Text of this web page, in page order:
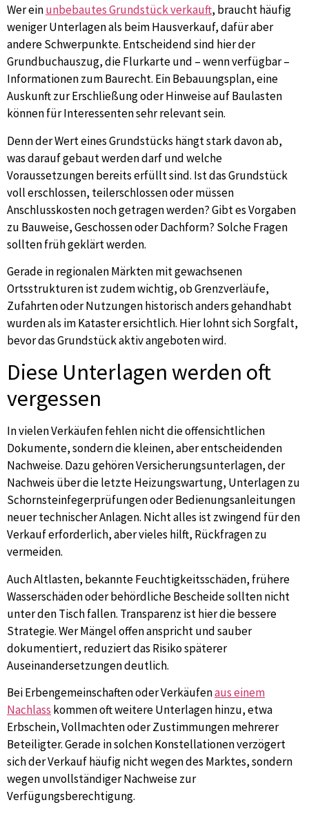
Wer einunbebautes Grundstück verkauft, braucht häufig
weniger Unterlagen als beim Hausverkauf, dafür aber
andere Schwerpunkte. Entscheidend sind hier der
Grundbuchauszug, die Flurkarte und – wenn verfügbar –
Informationen zum Baurecht. Ein Bebauungsplan, eine
Auskunft zur Erschließung oder Hinweise auf Baulasten
können für Interessenten sehr relevant sein.
Denn der Wert eines Grundstücks hängt stark davon ab,
was darauf gebaut werden darf und welche
Voraussetzungen bereits erfüllt sind. Ist das Grundstück
voll erschlossen, teilerschlossen oder müssen
Anschlusskosten noch getragen werden? Gibt es Vorgaben
zu Bauweise, Geschossen oder Dachform? Solche Fragen
sollten früh geklärt werden.
Gerade in regionalen Märkten mit gewachsenen
Ortsstrukturen ist zudem wichtig, ob Grenzverläufe,
Zufahrten oder Nutzungen historisch anders gehandhabt
wurden als im Kataster ersichtlich. Hier lohnt sich Sorgfalt,
bevor das Grundstück aktiv angeboten wird.
Diese Unterlagen werden oft
vergessen
In vielen Verkäufen fehlen nicht die offensichtlichen
Dokumente, sondern die kleinen, aber entscheidenden
Nachweise. Dazu gehören Versicherungsunterlagen, der
Nachweis über die letzte Heizungswartung, Unterlagen zu
Schornsteinfegerprüfungen oder Bedienungsanleitungen
neuer technischer Anlagen. Nicht alles ist zwingend für den
Verkauf erforderlich, aber vieles hilft, Rückfragen zu
vermeiden.
Auch Altlasten, bekannte Feuchtigkeitsschäden, frühere
Wasserschäden oder behördliche Bescheide sollten nicht
unter den Tisch fallen. Transparenz ist hier die bessere
Strategie. Wer Mängel offen anspricht und sauber
dokumentiert, reduziert das Risiko späterer
Auseinandersetzungen deutlich.
Bei Erbengemeinschaften oder Verkäufenaus einem
Nachlass kommen oft weitere Unterlagen hinzu, etwa
Erbschein, Vollmachten oder Zustimmungen mehrerer
Beteiligter. Gerade in solchen Konstellationen verzögert
sich der Verkauf häufig nicht wegen des Marktes, sondern
wegen unvollständiger Nachweise zur
Verfügungsberechtigung.